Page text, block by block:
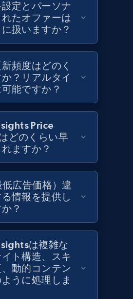
定とパーソナ
たオファーは
扱いますか？
頻度はどのく
？リアルタイ
能ですか？
Price
どのくらい早
ますか？
低広告価格）違
情報を提供し
？
は複雑な
ト構造、スキ
動的コンテン
うに処理しま